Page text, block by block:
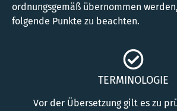
ordnungsgemäß übernommen
folgende Punkte zu beachten.
TERMINOLOGIE
Vor der Übersetzung gilt es zu